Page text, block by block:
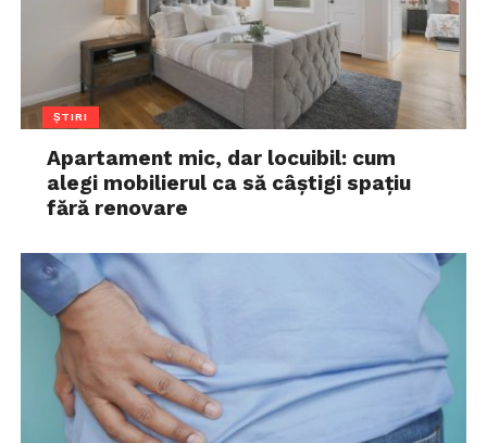
ȘTIRI
Apartament mic, dar locuibil: cum
alegi mobilierul ca să câștigi spațiu
fără renovare